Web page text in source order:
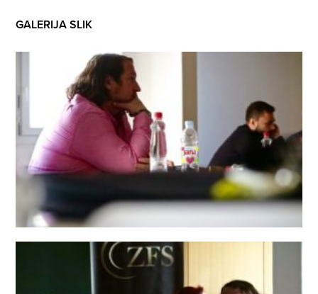
GALERIJA SLIK